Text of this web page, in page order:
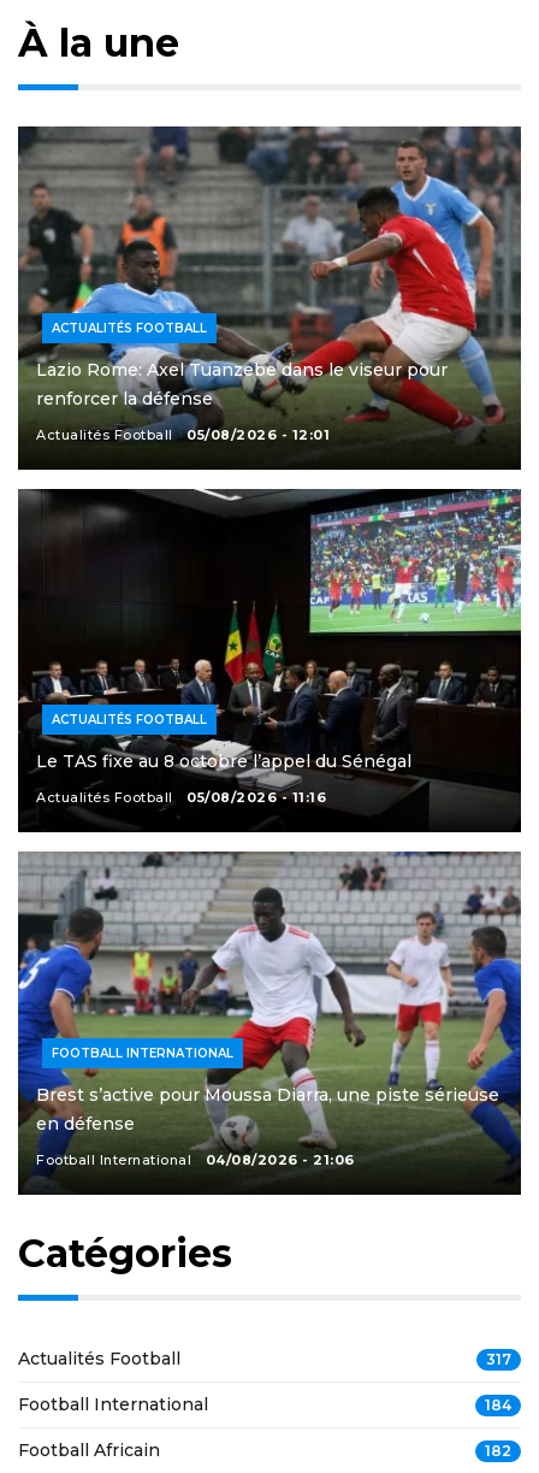
À la une
ACTUALITÉS FOOTBALL
Lazio Rome: Axel Tuanzebe dans le viseur pour
renforcer la défense
Actualités Football 05/08/2026 - 12:01
ACTUALITÉS FOOTBALL
Le TAS fixe au 8 octobre l’appel du Sénégal
Actualités Football 05/08/2026 - 11:16
FOOTBALL INTERNATIONAL
Brest s’active pour Moussa Diarra, une piste sérieuse
en défense
Football International 04/08/2026 - 21:06
Catégories
Actualités Football 317
Football International 184
Football Africain 182